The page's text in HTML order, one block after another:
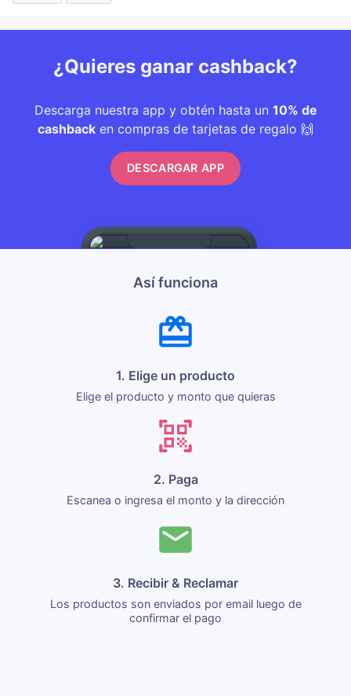
¿Quieres ganar cashback?
Descarga nuestra app y obtén hasta un 10% de
cashback en compras de tarjetas de regalo 🙌
DESCARGAR APP
Así funciona
1. Elige un producto
Elige el producto y monto que quieras
2. Paga
Escanea o ingresa el monto y la dirección
3. Recibir & Reclamar
Los productos son enviados por email luego de
confirmar el pago